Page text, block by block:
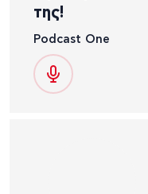
της!
Podcast One